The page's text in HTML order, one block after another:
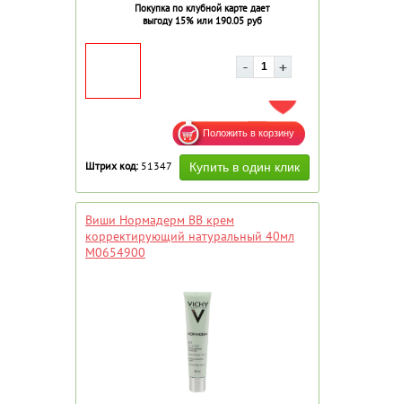
Покупка по клубной карте дает
выгоду 15% или 190.05 руб
ДОБАВИТЬ В ИЗБРАННОЕ
Штрих код: 51347
Виши Нормадерм ВВ крем
корректирующий натуральный 40мл
M0654900